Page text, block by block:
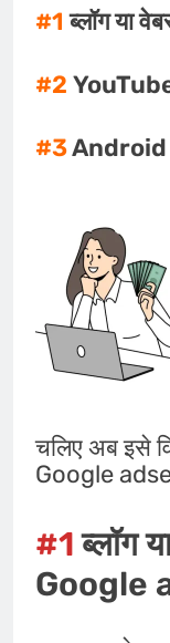
#1 ब्लॉग या
#2
#3
चलिए अब इसे
Google
#1ब्लॉग
Google